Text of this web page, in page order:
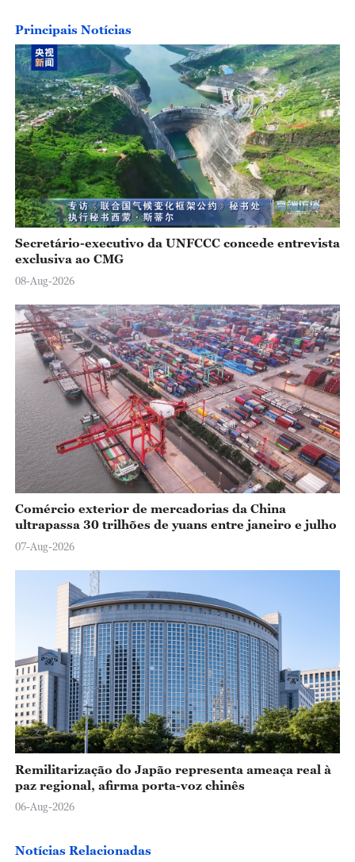
Principais Notícias
Secretário-executivo da UNFCCC concede entrevista
exclusiva ao CMG
08-Aug-2026
Comércio exterior de mercadorias da China
ultrapassa 30 trilhões de yuans entre janeiro e julho
07-Aug-2026
Remilitarização do Japão representa ameaça real à
paz regional, afirma porta-voz chinês
06-Aug-2026
Notícias Relacionadas